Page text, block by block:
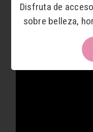
Disfruta de
sobre belleza,